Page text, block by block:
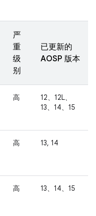
严
重
级
别
已更新的
AOSP 版本
高
12、12L、
13、14、15
高 13, 14
高 13、14、15